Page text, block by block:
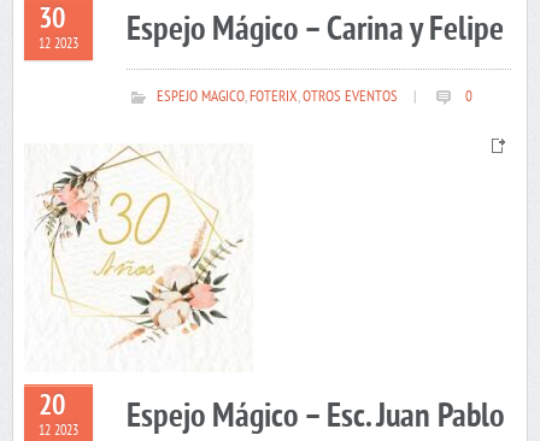
30
12 2023 Espejo Mágico – Carina y Felipe
ESPEJO MAGICO,FOTERIX,OTROS EVENTOS 0
20
12 2023
Espejo Mágico – Esc. Juan Pablo